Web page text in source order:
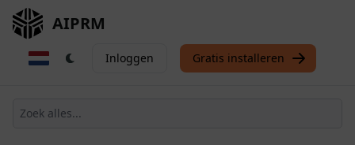
AIPRM
Inloggen Gratis installeren